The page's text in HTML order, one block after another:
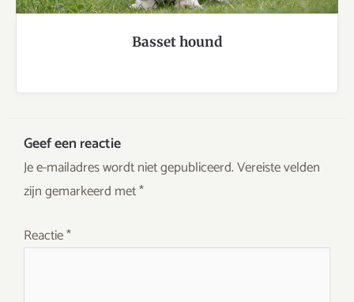
Basset hound
Geef een reactie
Je e-mailadres wordt niet gepubliceerd.Vereiste velden
zijn gemarkeerd met*
Reactie*